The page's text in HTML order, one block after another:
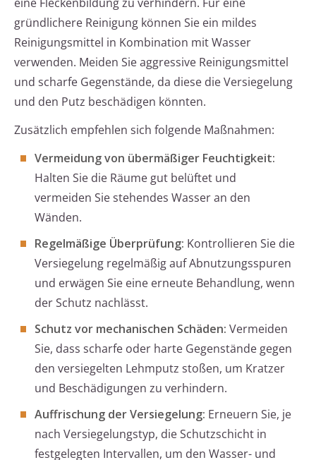
gründlichere Reinigung können Sie ein mildes
Reinigungsmittel in Kombination mit Wasser
verwenden. Meiden Sie aggressive Reinigungsmittel
und scharfe Gegenstände, da diese die Versiegelung
und den Putz beschädigen könnten.
Zusätzlich empfehlen sich folgende Maßnahmen:
Vermeidung von übermäßiger Feuchtigkeit:
Halten Sie die Räume gut belüftet und
vermeiden Sie stehendes Wasser an den
Wänden.
Regelmäßige Überprüfung: Kontrollieren Sie die
Versiegelung regelmäßig auf Abnutzungsspuren
und erwägen Sie eine erneute Behandlung, wenn
der Schutz nachlässt.
Schutz vor mechanischen Schäden: Vermeiden
Sie, dass scharfe oder harte Gegenstände gegen
den versiegelten Lehmputz stoßen, um Kratzer
und Beschädigungen zu verhindern.
Auffrischung der Versiegelung: Erneuern Sie, je
nach Versiegelungstyp, die Schutzschicht in
festgelegten Intervallen, um den Wasser- und